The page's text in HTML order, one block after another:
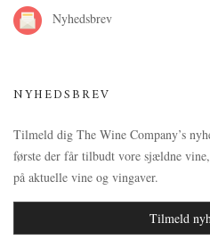
Nyhedsbrev
NYHEDSBREV
Tilmeld dig The Wine Company’s
første der får tilbudt vore sjældne
på aktuelle vine og vingaver.
Tilmeld